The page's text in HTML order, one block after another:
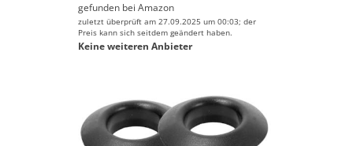
gefunden bei Amazon
zuletzt überprüft am 27.09.2025 um 00:03; der
Preis kann sich seitdem geändert haben.
Keine weiteren Anbieter